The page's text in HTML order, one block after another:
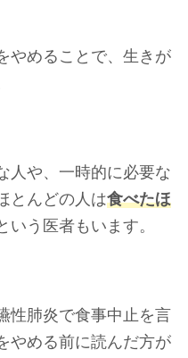
やめることで、生きが
人や、一時的に必要な
とんどの人は食べたほ
いう医者もいます。
性肺炎で食事中止を言
やめる前に読んだ方が